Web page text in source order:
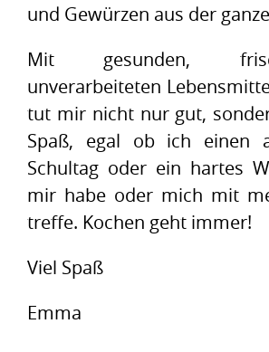
und Gewürzen aus der
Mit gesunden,
unverarbeiteten
tut mir nicht nur gut,
Spaß, egal ob ich einen
Schultag oder ein hartes
mir habe oder mich mit
treffe. Kochen geht immer!
Viel Spaß
Emma